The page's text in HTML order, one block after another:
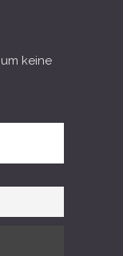
keine